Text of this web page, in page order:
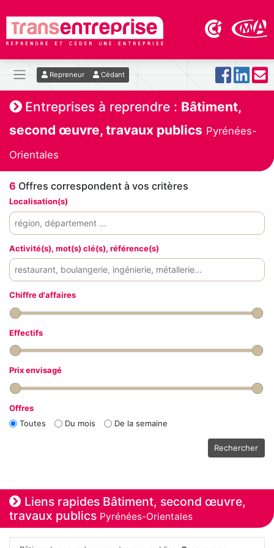
Repreneur Cédant
Entreprises à reprendre : Bâtiment,
second œuvre, travaux publics Pyrénées-
Orientales
6 Offres correspondent à vos critères
Localisation(s)
Activité(s), mot(s) clé(s), référence(s)
Chiffre d'affaires
Effectifs
Prix envisagé
Offres
Toutes
Du mois De la semaine
Rechercher
Liens rapides Bâtiment, second œuvre,
travaux publics Pyrénées-Orientales